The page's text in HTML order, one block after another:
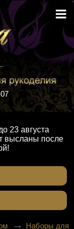
23 августа
высланы после
Наборы для